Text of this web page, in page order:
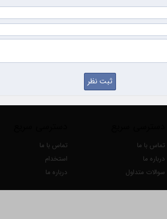
تماس با ما
درباره ما
سوالات متداول
تماس با ما
استخدام
درباره ما